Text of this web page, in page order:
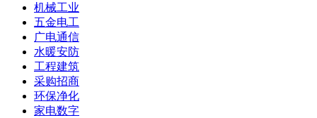
机械工业
五金电工
广电通信
水暖安防
工程建筑
采购招商
环保净化
家电数字